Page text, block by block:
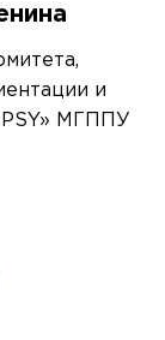
и
PSY» МГППУ